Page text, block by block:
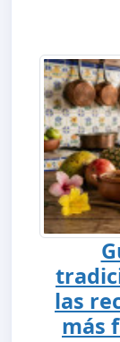
las
más